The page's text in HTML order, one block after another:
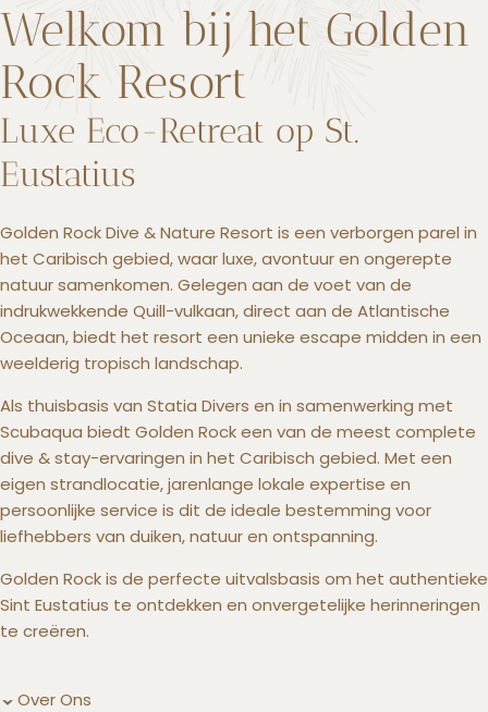
Welkom bij het Golden
Rock Resort
Luxe Eco-Retreat op St.
Eustatius
Golden Rock Dive & Nature Resort is een verborgen parel in
het Caribisch gebied, waar luxe, avontuur en ongerepte
natuur samenkomen. Gelegen aan de voet van de
indrukwekkende Quill-vulkaan, direct aan de Atlantische
Oceaan, biedt het resort een unieke escape midden in een
weelderig tropisch landschap.
Als thuisbasis van Statia Divers en in samenwerking met
Scubaqua biedt Golden Rock een van de meest complete
dive & stay-ervaringen in het Caribisch gebied. Met een
eigen strandlocatie, jarenlange lokale expertise en
persoonlijke service is dit de ideale bestemming voor
liefhebbers van duiken, natuur en ontspanning.
Golden Rock is de perfecte uitvalsbasis om het authentieke
Sint Eustatius te ontdekken en onvergetelijke herinneringen
te creëren.
Over Ons